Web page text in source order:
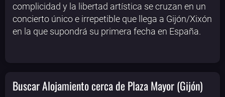
complicidad y la libertad artística se cruzan en un
concierto único e irrepetible que llega a Gijón/Xixón
en la que supondrá su primera fecha en España.
Buscar Alojamiento cerca de Plaza Mayor (Gijón)